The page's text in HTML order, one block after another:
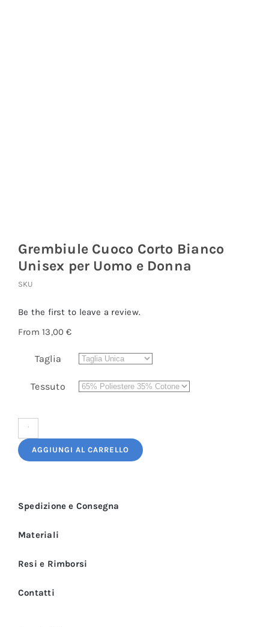
Grembiule Cuoco Corto Bianco
Unisex per Uomo e Donna
SKU
Be the first to leave a review.
From13,00€
Taglia
Tessuto
Grembiule
Cuoco
Corto
per
Donna
AGGIUNGI AL CARRELLO
Spedizione e Consegna
Materiali
Resi e Rimborsi
Contatti